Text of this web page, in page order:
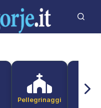
Pellegrinaggi